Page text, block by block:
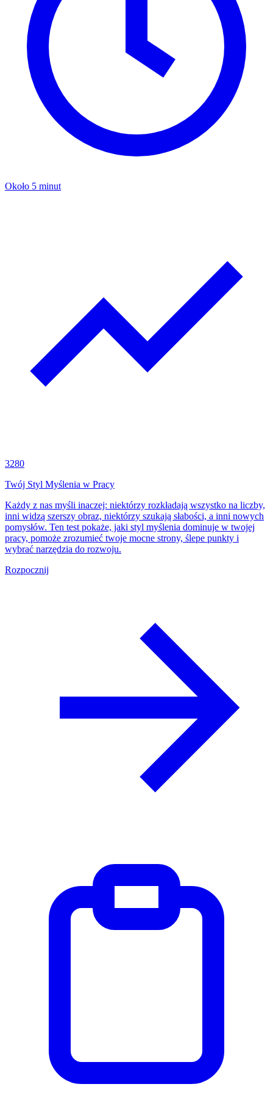
Około 5 minut
3280
Twój Styl Myślenia w Pracy
Każdy z nas myśli inaczej: niektórzy rozkładają wszystko na liczby,
inni widzą szerszy obraz, niektórzy szukają słabości, a inni nowych
pomysłów. Ten test pokaże, jaki styl myślenia dominuje w twojej
pracy, pomoże zrozumieć twoje mocne strony, ślepe punkty i
wybrać narzędzia do rozwoju.
Rozpocznij